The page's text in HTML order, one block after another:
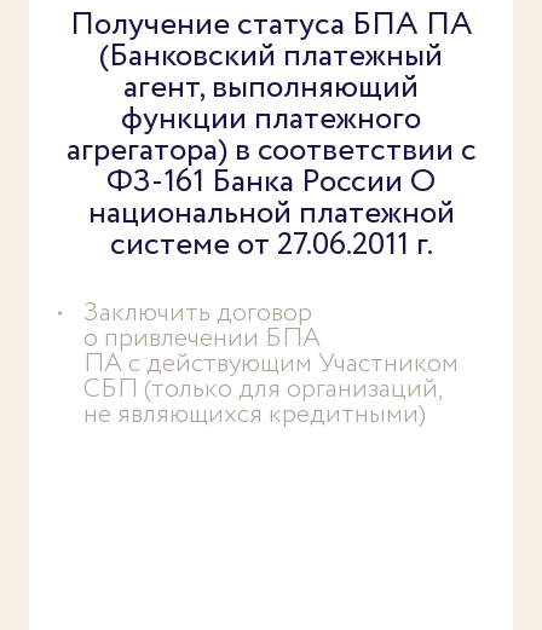
Получение статуса БПА ПА
(Банковский платежный
агент, выполняющий
функции платежного
агрегатора) в соответствии с
ФЗ-161 Банка России О
национальной платежной
системе от 27.06.2011 г.
Заключить договор
о привлечении БПА
ПА с действующим Участником
СБП (только для организаций,
не являющихся кредитными)